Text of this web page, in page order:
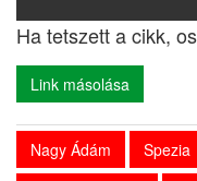
Ha tetszett a cikk,
Link másolása
Nagy Ádám Spezia